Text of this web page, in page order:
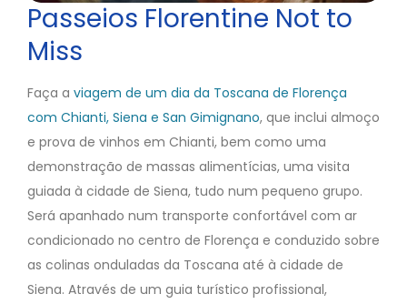
Passeios Florentine Not to
Miss
Faça a viagem de um dia da Toscana de Florença
com Chianti, Siena e San Gimignano, que inclui almoço
e prova de vinhos em Chianti, bem como uma
demonstração de massas alimentícias, uma visita
guiada à cidade de Siena, tudo num pequeno grupo.
Será apanhado num transporte confortável com ar
condicionado no centro de Florença e conduzido sobre
as colinas onduladas da Toscana até à cidade de
Siena. Através de um guia turístico profissional,